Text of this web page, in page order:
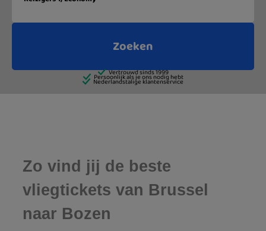
Zo vind jij de beste
vliegtickets van Brussel
naar Bozen